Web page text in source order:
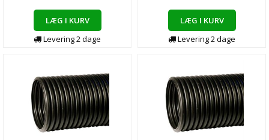
LÆG I KURV
Levering2dage
LÆG I KURV
Levering2dage